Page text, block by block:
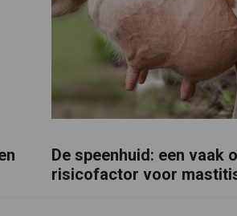
De speenhuid: een vaak
risicofactor voor